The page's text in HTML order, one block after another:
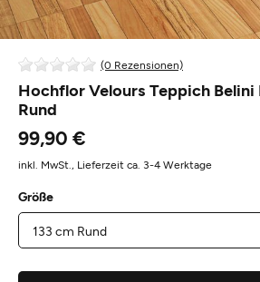
(0 Rezensionen)
Hochflor Velours Teppich Belini
Rund
99,90 €
inkl. MwSt., Lieferzeit ca. 3-4 Werktage
Größe